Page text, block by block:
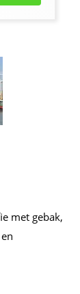
met gebak,